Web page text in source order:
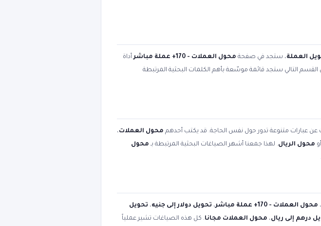
العملة، ستجد في صفحة محول العملات - 170+ عملة مباشر
أداة
القسم التالي ستجد قائمة موسّعة بأهم الكلمات البحثية المرتبطة
عن عبارات متنوعة تدور حول نفس الحاجة. قد يكتب أحدهم محول العملات،
أو محول الريال. لهذا جمعنا أشهر الصياغات البحثية المرتبطة بـ محول
، محول العملات - 170+ عملة مباشر ، تحويل دولار إلى جنيه، تحويل
درهم إلى ريال، محول العملات مجانا. كل هذه الصياغات تشير عملياً